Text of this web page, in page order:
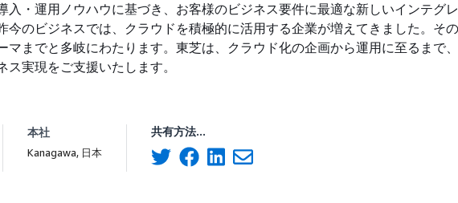
入・運用ノウハウに基づき、お客様のビジネス要件に最適な新しいインテグ
今のビジネスでは、クラウドを積極的に活用する企業が増えてきました。そ
マまでと多岐にわたります。東芝は、クラウド化の企画から運用に至るまで
実現をご支援いたします。
本社
Kanagawa, 日本
共有方法...